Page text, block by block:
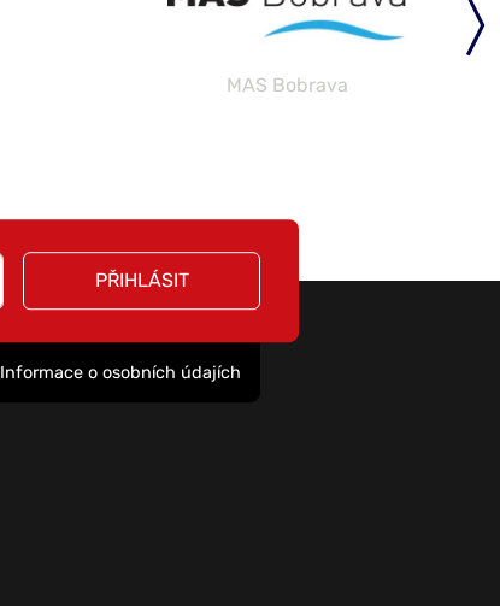
MAS Bobrava
PŘIHLÁSIT
Informace o osobních údajích